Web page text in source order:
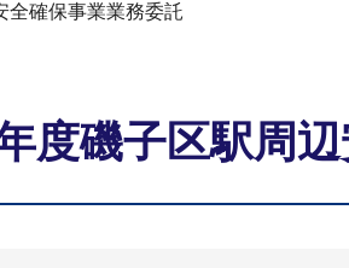
全確保事業業務委託
度磯子区駅周